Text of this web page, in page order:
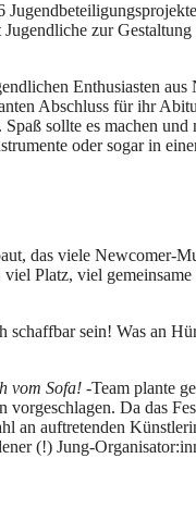
Jugendliche zur
Enthusiasten
Abschluss für ihr
sollte es machen
oder sogar in
das viele Newcomer-
Platz, viel
sein! Was an
vom Sofa! -Team plante
Da das
an auftretenden
(!) Jung-